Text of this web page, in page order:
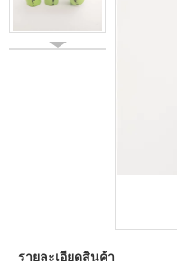
รายละเอียดสินค้า